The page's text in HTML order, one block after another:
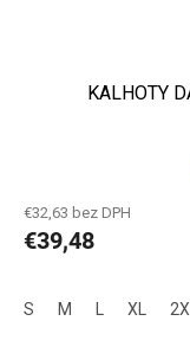
KALHOTY
€32,63 bez DPH
€39,48
S M XL 2XL